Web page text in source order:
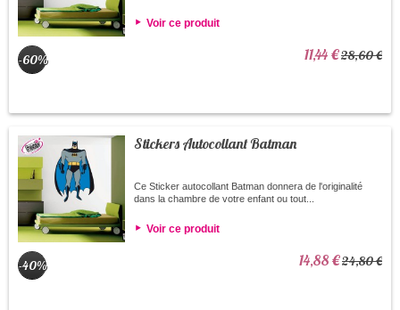
Voir ce produit
-60% 11,44 €28,60 €
Stickers Autocollant Batman
Ce Sticker autocollant Batman donnera de l'originalité
dans la chambre de votre enfant ou tout...
Voir ce produit
-40% 14,88 €24,80 €